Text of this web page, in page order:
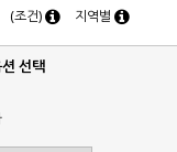
(조건) 지역별
선택